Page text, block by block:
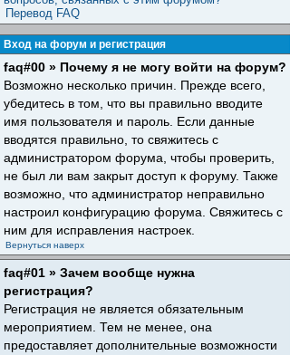
Перевод FAQ
Вход на форум и регистрация
faq#00 » Почему я не могу войти на форум?
Возможно несколько причин. Прежде всего,
убедитесь в том, что вы правильно вводите
имя пользователя и пароль. Если данные
вводятся правильно, то свяжитесь с
администратором форума, чтобы проверить,
не был ли вам закрыт доступ к форуму. Также
возможно, что администратор неправильно
настроил конфигурацию форума. Свяжитесь с
ним для исправления настроек.
Вернуться наверх
faq#01 » Зачем вообще нужна
регистрация?
Регистрация не является обязательным
мероприятием. Тем не менее, она
предоставляет дополнительные возможности